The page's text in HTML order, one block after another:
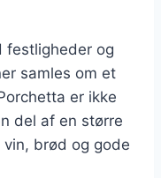
festligheder og
samles om et
er ikke
del af en større
brød og gode